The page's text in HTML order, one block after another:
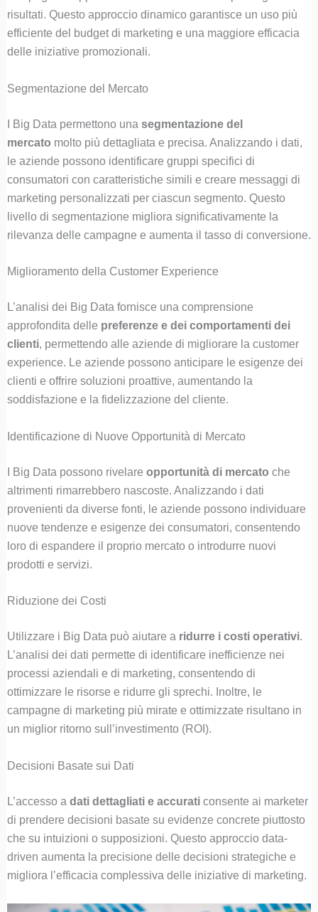
risultati. Questo approccio dinamico garantisce un uso più
efficiente del budget di marketing e una maggiore efficacia
delle iniziative promozionali.
Segmentazione del Mercato
I Big Data permettono una segmentazione del
mercato molto più dettagliata e precisa. Analizzando i dati,
le aziende possono identificare gruppi specifici di
consumatori con caratteristiche simili e creare messaggi di
marketing personalizzati per ciascun segmento. Questo
livello di segmentazione migliora significativamente la
rilevanza delle campagne e aumenta il tasso di conversione.
Miglioramento della Customer Experience
L’analisi dei Big Data fornisce una comprensione
approfondita delle preferenze e dei comportamenti dei
clienti, permettendo alle aziende di migliorare la customer
experience. Le aziende possono anticipare le esigenze dei
clienti e offrire soluzioni proattive, aumentando la
soddisfazione e la fidelizzazione del cliente.
Identificazione di Nuove Opportunità di Mercato
I Big Data possono rivelare opportunità di mercato che
altrimenti rimarrebbero nascoste. Analizzando i dati
provenienti da diverse fonti, le aziende possono individuare
nuove tendenze e esigenze dei consumatori, consentendo
loro di espandere il proprio mercato o introdurre nuovi
prodotti e servizi.
Riduzione dei Costi
Utilizzare i Big Data può aiutare a ridurre i costi operativi.
L’analisi dei dati permette di identificare inefficienze nei
processi aziendali e di marketing, consentendo di
ottimizzare le risorse e ridurre gli sprechi. Inoltre, le
campagne di marketing più mirate e ottimizzate risultano in
un miglior ritorno sull’investimento (ROI).
Decisioni Basate sui Dati
L’accesso a dati dettagliati e accuraticonsente ai marketer
di prendere decisioni basate su evidenze concrete piuttosto
che su intuizioni o supposizioni. Questo approccio data-
driven aumenta la precisione delle decisioni strategiche e
migliora l’efficacia complessiva delle iniziative di marketing.